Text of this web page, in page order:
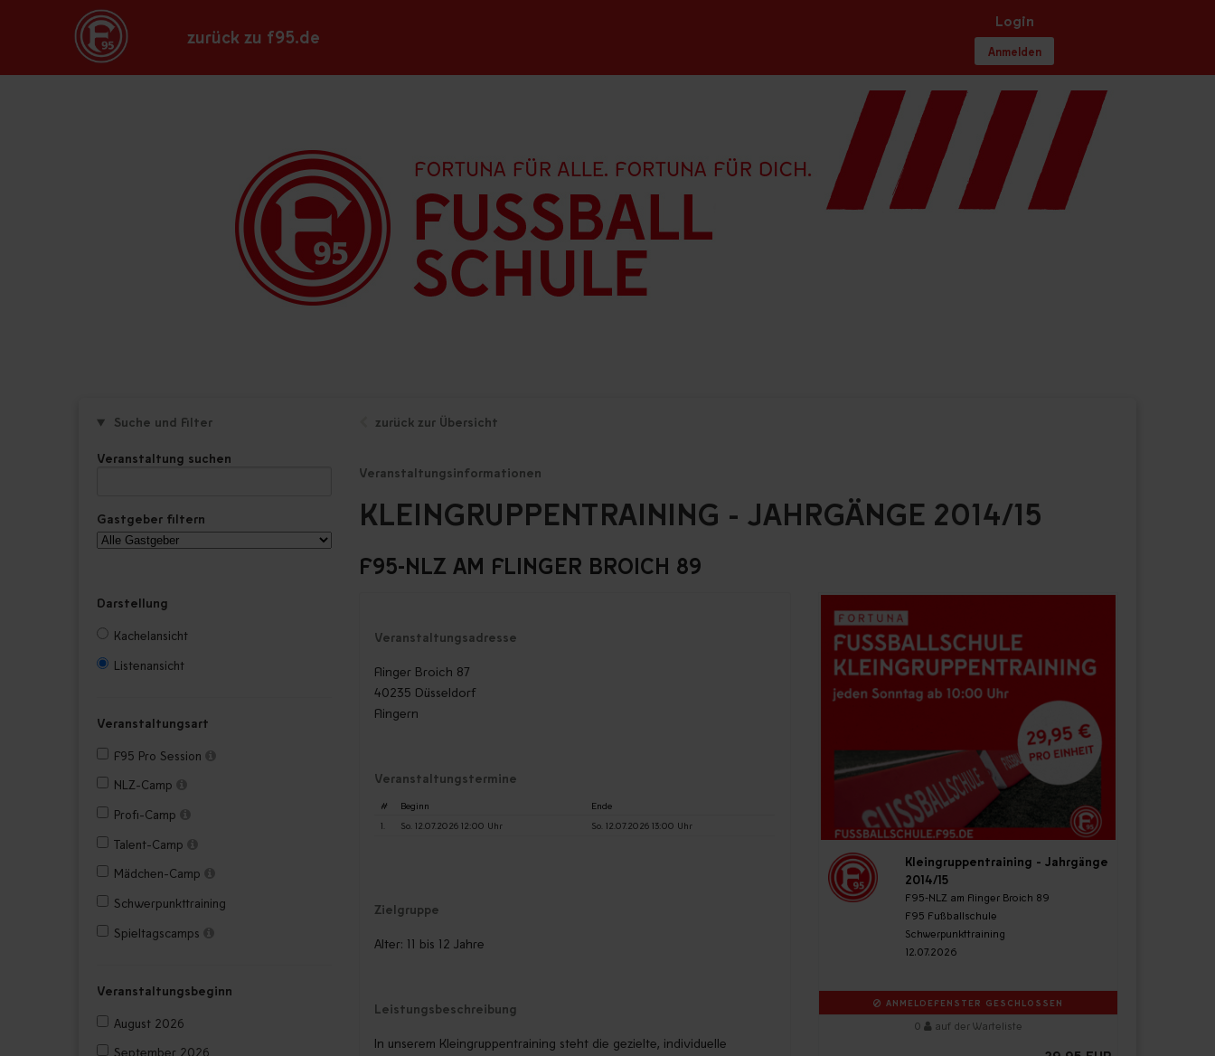
zurück zu f95.de
Login
Anmelden
Suche und Filter
Veranstaltung suchen
Gastgeber filtern
Darstellung
Kachelansicht
Listenansicht
Veranstaltungsart
F95 Pro Session
NLZ-Camp
Profi-Camp
Talent-Camp
Mädchen-Camp
Schwerpunkttraining
Spieltagscamps
Veranstaltungsbeginn
August 2026
September 2026
zurück zur Übersicht
Veranstaltungsinformationen
KLEINGRUPPENTRAINING - JAHRGÄNGE 2014/15
F95-NLZ AM FLINGER BROICH 89
Veranstaltungsadresse
Flinger Broich 87
40235 Düsseldorf
Flingern
Veranstaltungstermine
# Beginn
Ende
1.
So. 12.07.2026 12:00 Uhr So. 12.07.2026 13:00 Uhr
Zielgruppe
Alter: 11 bis 12 Jahre
Leistungsbeschreibung
In unserem Kleingruppentraining steht die gezielte, individuelle
Kleingruppentraining - Jahrgänge
2014/15
F95-NLZ am Flinger Broich 89
F95 Fußballschule
Schwerpunkttraining
12.07.2026
ANMELDEFENSTER GESCHLOSSEN
0 auf der Warteliste